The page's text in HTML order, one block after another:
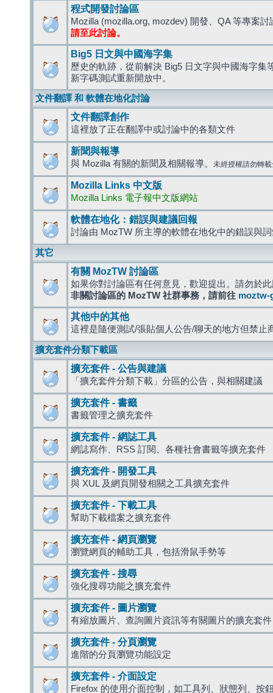
程式開發討論區
Mozilla (mozilla.org, mozdev) 開發、QA 等專案討
請至此討論。
Big5 日文與中國海字集
歷史的軌跡，從前解決 Big5 日文字與中國海字集
新字碼測試重新開放中。
文件翻譯 和 軟體在地化討論
文件翻譯創作
這裡放了正在翻譯中或討論中的各類文件
新聞與報導
與 Mozilla 有關的新聞及相關報導。 未經授權請勿轉
Mozilla Links 中文版
Mozilla Links 電子報中文版網站
軟體在地化：錯誤與建議回報
討論由 MozTW 所主導的軟體在地化中的錯誤與
其它
有關 MozTW 討論區
如果你對討論區有任何意見，歡迎提出。請勿於
非關討論區的 MozTW 社群事務，請前往 moztw-
其他中的其他
這裡是隨便測試/張貼個人公告/聊天的地方但禁止
擴充套件分類下載區
擴充套件 - 公告與建議
「擴充套件分類下載」分區的公告，與相關建議
擴充套件 - 書籤
書籤管理之擴充套件
擴充套件 - 網誌工具
網誌寫作、RSS 訂閱、各種社會書籤等擴充套件
擴充套件 - 開發工具
與 XUL 及網頁開發相關之工具擴充套件
擴充套件 - 下載工具
幫助下載檔案之擴充套件
擴充套件 - 網頁瀏覽
瀏覽網頁的輔助工具，包括滑鼠手勢等
擴充套件 - 搜尋
強化搜尋功能之擴充套件
擴充套件 - 圖片瀏覽
有縮放圖片、查詢圖片資訊等有關圖片的擴充套件
擴充套件 - 分頁瀏覽
進階的分頁瀏覽功能設定
擴充套件 - 介面設定
Firefox 的使用介面控制，如工具列、狀態列、按